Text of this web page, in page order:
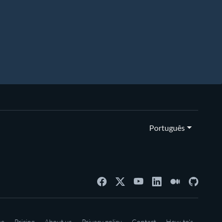
Português